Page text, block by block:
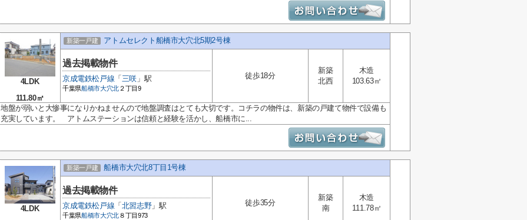
4LDK
111.80㎡
新築一戸建 アトムセレクト船橋市大穴北5期2号棟
過去掲載物件
京成電鉄松戸線 「 三咲 」駅
千葉県船橋市大穴北２丁目9
徒歩18分
新築
北西
木造
103.63㎡
地盤が弱いと大惨事になりかねませんので地盤調査はとても大切です。コチラの物件は、新築の戸建て物件で設備も
充実しています。 アトムステーションは信頼と経験を活かし、船橋市に...
4LDK
新築一戸建 船橋市大穴北8丁目1号棟
過去掲載物件
京成電鉄松戸線 「 北習志野」駅
千葉県船橋市大穴北８丁目973
徒歩35分
新築
南
木造
111.78㎡